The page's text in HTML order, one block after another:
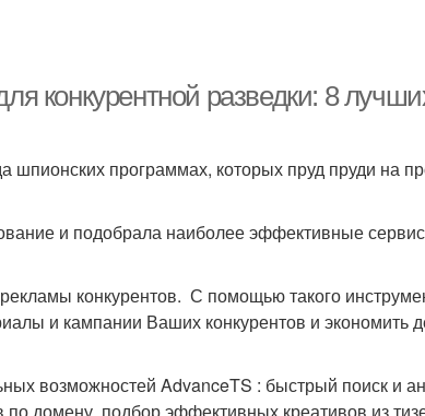
конкурентной разведки: 8
программах, которых пруд пруди на
и подобрала наиболее эффективные
конкурентов. С помощью такого
и кампании Ваших конкурентов и экономить
возможностей AdvanceTS : быстрый поиск и